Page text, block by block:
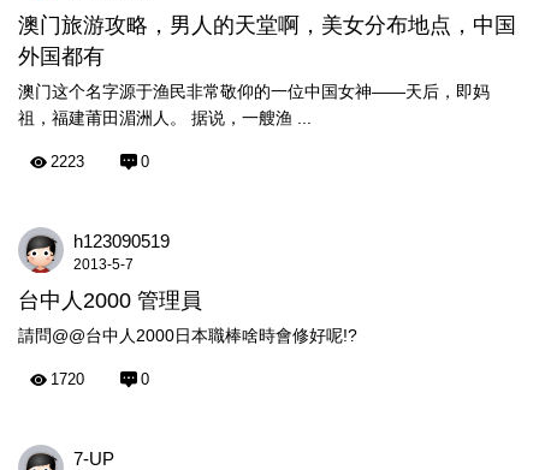
澳门旅游攻略，男人的天堂啊，美女分布地点，中国
外国都有
澳门这个名字源于渔民非常敬仰的一位中国女神——天后，即妈
祖，福建莆田湄洲人。 据说，一艘渔 ...
2223 0
h123090519
2013-5-7
台中人2000 管理員
請問@@台中人2000日本職棒啥時會修好呢!?
1720 0
7-UP